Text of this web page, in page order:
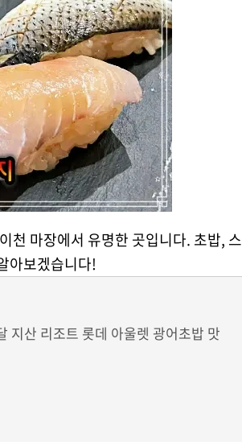
천 마장에서 유명한 곳입니다. 초밥, 스
아보겠습니다!
지산 리조트 롯데 아울렛 광어초밥 맛